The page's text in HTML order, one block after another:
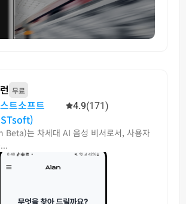
무료
트소프트
4.9(171)
Beta)는 차세대 AI 음성 비서로서, 사용자